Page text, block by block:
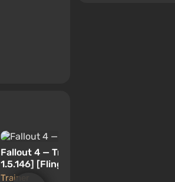
Fallout 4 — Trainer / Trainer (+20) [1.0 -
1.5.146] [Fling]
Trainer